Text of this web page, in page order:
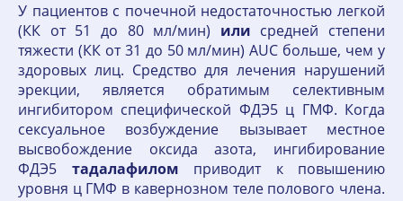
У пациентов с почечной недостаточностью легкой
(КК от 51 до 80 мл/мин) или средней степени
тяжести (КК от 31 до 50 мл/мин) AUC больше, чем у
здоровых лиц. Средство для лечения нарушений
эрекции, является обратимым селективным
ингибитором специфической ФДЭ5 ц ГМФ. Когда
сексуальное возбуждение вызывает местное
высвобождение оксида азота, ингибирование
ФДЭ5 тадалафилом приводит к повышению
уровня ц ГМФ в кавернозном теле полового члена.